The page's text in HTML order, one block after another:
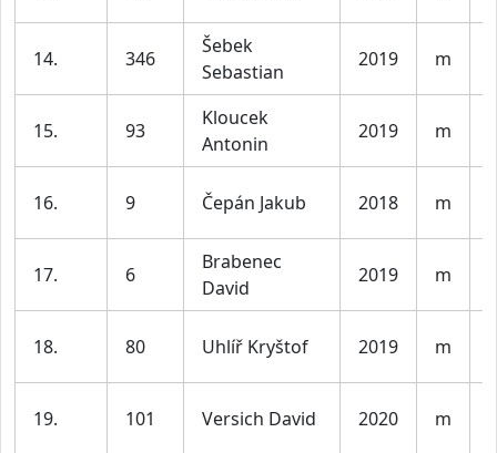
14. 346
Šebek
Sebastian
2019 m
15. 93
Kloucek
Antonin
2019 m
16. 9 Čepán Jakub 2018 m
17. 6
Brabenec
David
2019 m
18. 80 Uhlíř Kryštof 2019 m
19. 101 Versich David 2020 m